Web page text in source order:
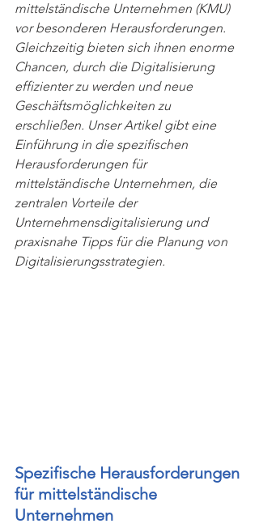
mittelständische Unternehmen (KMU)
vor besonderen Herausforderungen.
Gleichzeitig bieten sich ihnen enorme
Chancen, durch die Digitalisierung
effizienter zu werden und neue
Geschäftsmöglichkeiten zu
erschließen. Unser Artikel gibt eine
Einführung in die spezifischen
Herausforderungen für
mittelständische Unternehmen, die
zentralen Vorteile der
Unternehmensdigitalisierung und
praxisnahe Tipps für die Planung von
Digitalisierungsstrategien.
Spezifische Herausforderungen
für mittelständische
Unternehmen